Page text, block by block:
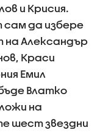
и Крисия.
сам да избере
на Александър
Краси
Емил
Влатко
на
шест звездни